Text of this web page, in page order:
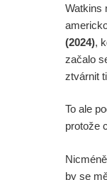
Watkins
(2024),
začalo
ztvárnit
To ale
protože
by se